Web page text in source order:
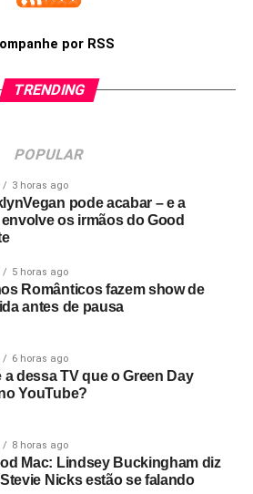
por RSS
TRENDING
POPULAR
3 horas ago
pode acabar – e a
os irmãos do Good
5 horas ago
Românticos fazem show de
antes de pausa
6 horas ago
a dessa TV que o Green Day
YouTube?
8 horas ago
Mac: Lindsey Buckingham diz
Nicks estão se falando